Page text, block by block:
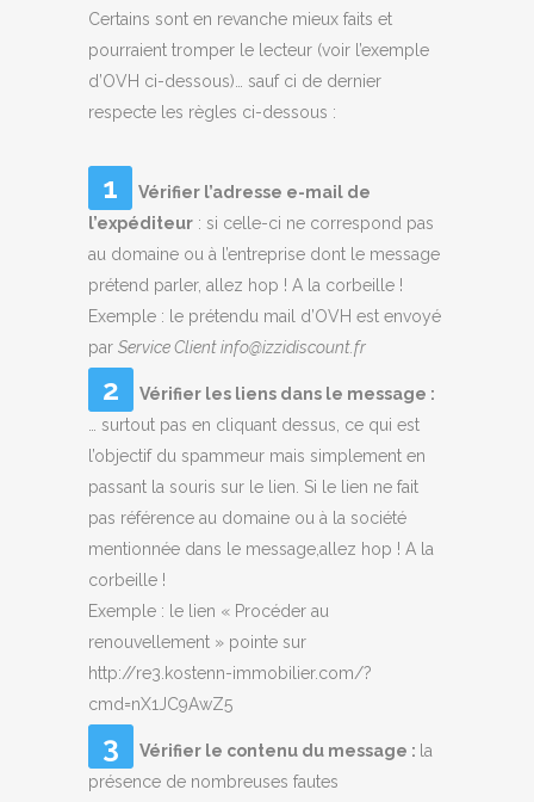
Certains sont en revanche mieux faits et
pourraient tromper le lecteur (voir l’exemple
d’OVH ci-dessous)… sauf ci de dernier
respecte les règles ci-dessous :
Vérifier l’adresse e-mail de
l’expéditeur : si celle-ci ne correspond pas
au domaine ou à l’entreprise dont le message
prétend parler, allez hop ! A la corbeille !
Exemple : le prétendu mail d’OVH est envoyé
par Service Client info@izzidiscount.fr
Vérifier les liens dans le message :
… surtout pas en cliquant dessus, ce qui est
l’objectif du spammeur mais simplement en
passant la souris sur le lien. Si le lien ne fait
pas référence au domaine ou à la société
mentionnée dans le message,allez hop ! A la
corbeille !
Exemple : le lien « Procéder au
renouvellement » pointe sur
http://re3.kostenn-immobilier.com/?
cmd=nX1JC9AwZ5
Vérifier le contenu du message : la
présence de nombreuses fautes